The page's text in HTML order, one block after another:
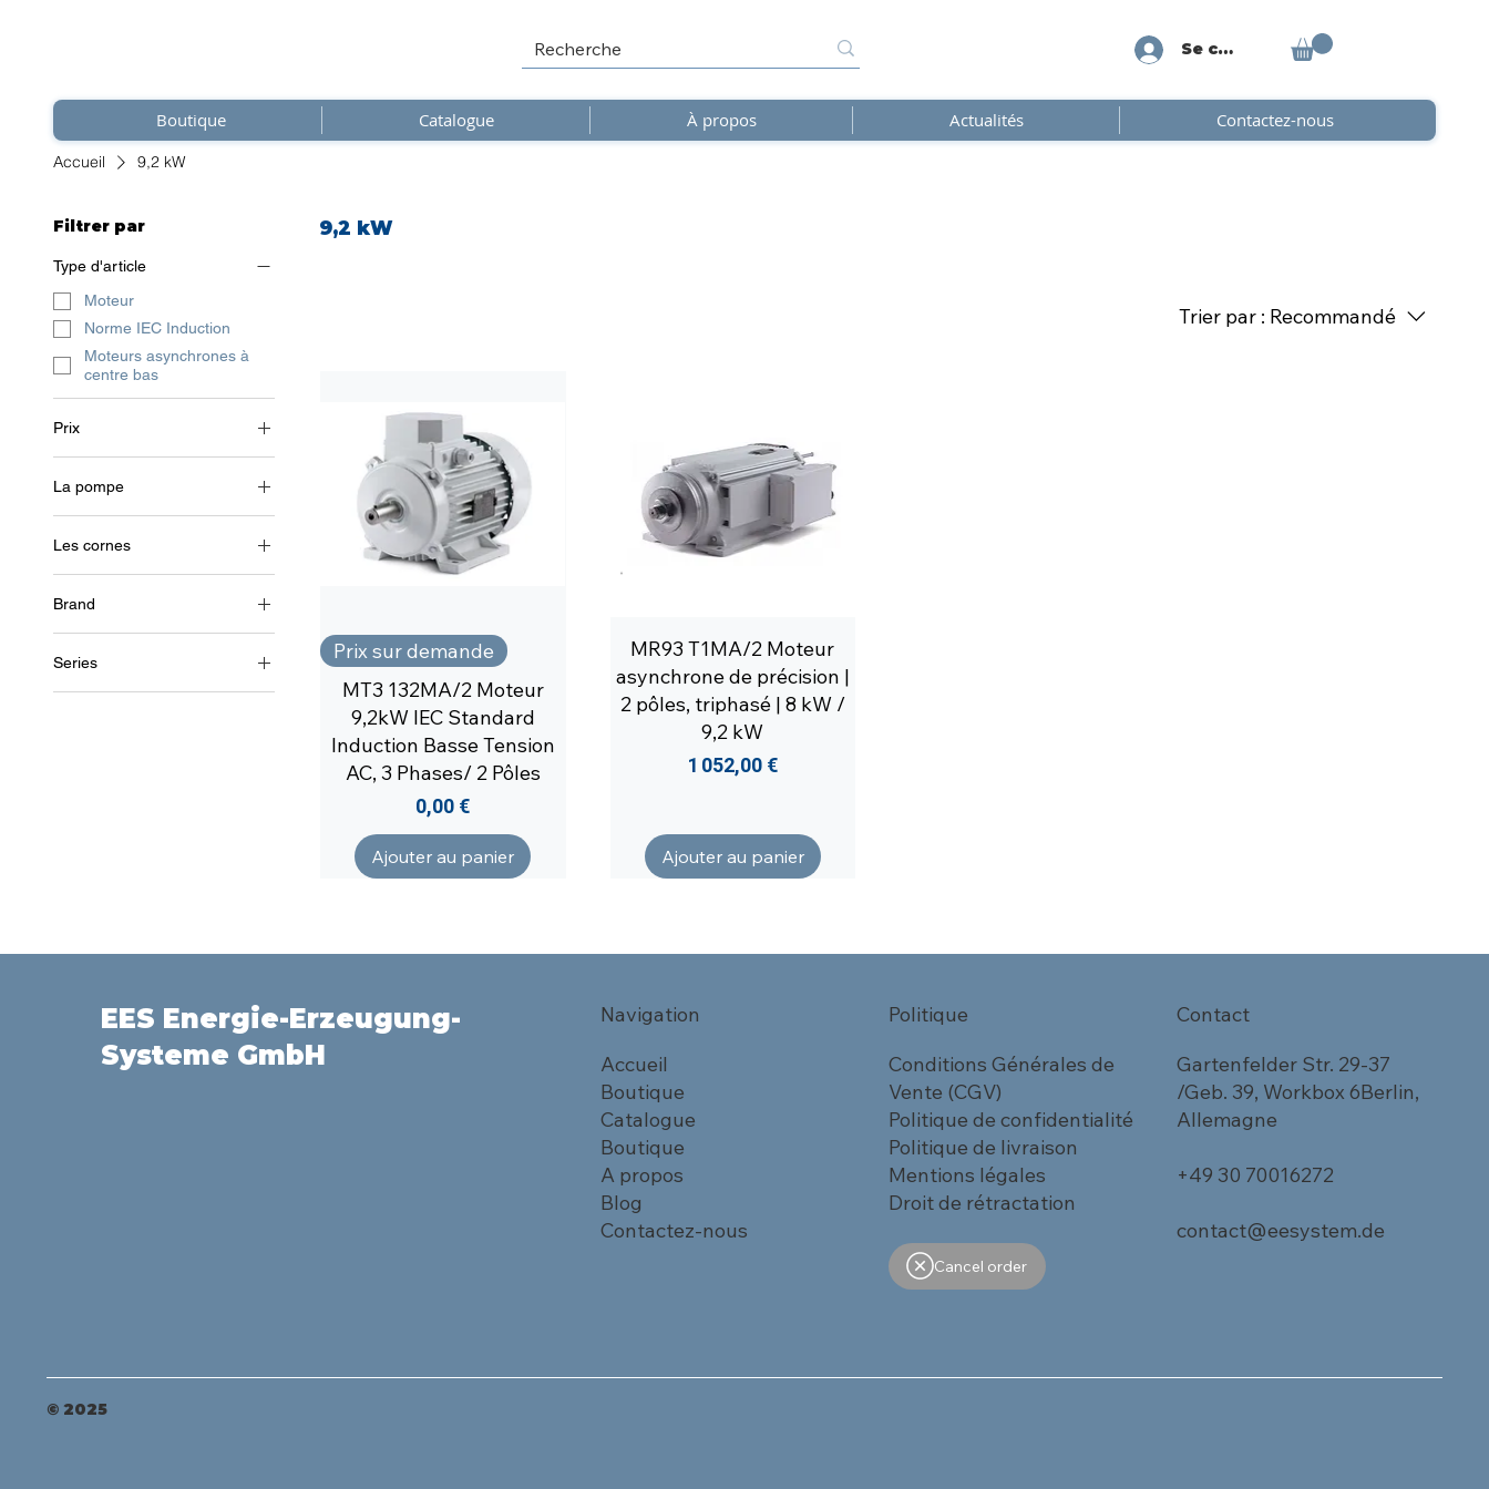
Se connecter
Boutique Catalogue À propos Actualités Contactez-nous
Accueil 9,2 kW
Filtrer par
Type d'article
Moteur
Norme IEC Induction
Moteurs asynchrones à
centre bas
Prix
0 € 1 052 €
La pompe
2 pôles (~3000 tr/min)
Les cornes
3~ (triphasé 400 V) / 50 Hz
3~ (triphasé 460 V) / 60 Hz
Brand
Soga
Series
MR93
9,2 kW
Trier par : Recommandé
Prix sur demande
MT3 132MA/2 Moteur
9,2kW IEC Standard
Induction Basse Tension
AC, 3 Phases/ 2 Pôles
Prix
0,00 €
Ajouter au panier
MR93 T1MA/2 Moteur
asynchrone de précision |
2 pôles, triphasé | 8 kW /
9,2 kW
Prix
1 052,00 €
Ajouter au panier
EES Energie-Erzeugung-
Systeme GmbH
Navigation
Accueil
Boutique
Catalogue
Boutique
A propos
Blog
Contactez-nous
Politique
Conditions Générales de
Vente (CGV)
Politique de confidentialité
Politique de livraison
Mentions légales
Droit de rétractation
Cancel order
Contact
Gartenfelder Str. 29-37
/Geb. 39, Workbox 6Berlin,
Allemagne
+49 30 70016272
contact@eesystem.de
© 2025